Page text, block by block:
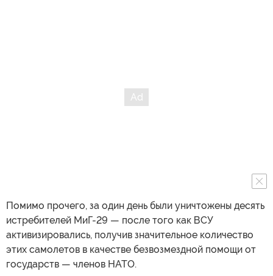
Помимо прочего, за один день были уничтожены десять
истребителей МиГ-29 — после того как ВСУ
активизировались, получив значительное количество
этих самолетов в качестве безвозмездной помощи от
государств — членов НАТО.